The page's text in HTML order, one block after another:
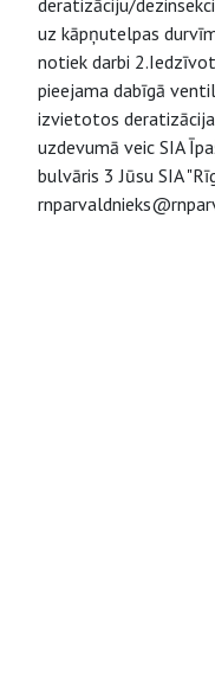
deratizāciju/
uz kāpņutelpas
notiek darbi
pieejama dabīgā
izvietotos
uzdevumā veic SIA
bulvāris 3 Jūsu SIA